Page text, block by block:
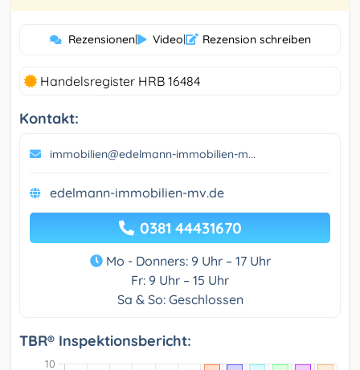
Rezensionen| Video| Rezension schreiben
Handelsregister HRB 16484
Kontakt:
immobilien@edelmann-immobilien-m...
edelmann-immobilien-mv.de
0381 44431670
Mo - Donners: 9 Uhr – 17 Uhr
Fr: 9 Uhr – 15 Uhr
Sa & So: Geschlossen
TBR® Inspektionsbericht: